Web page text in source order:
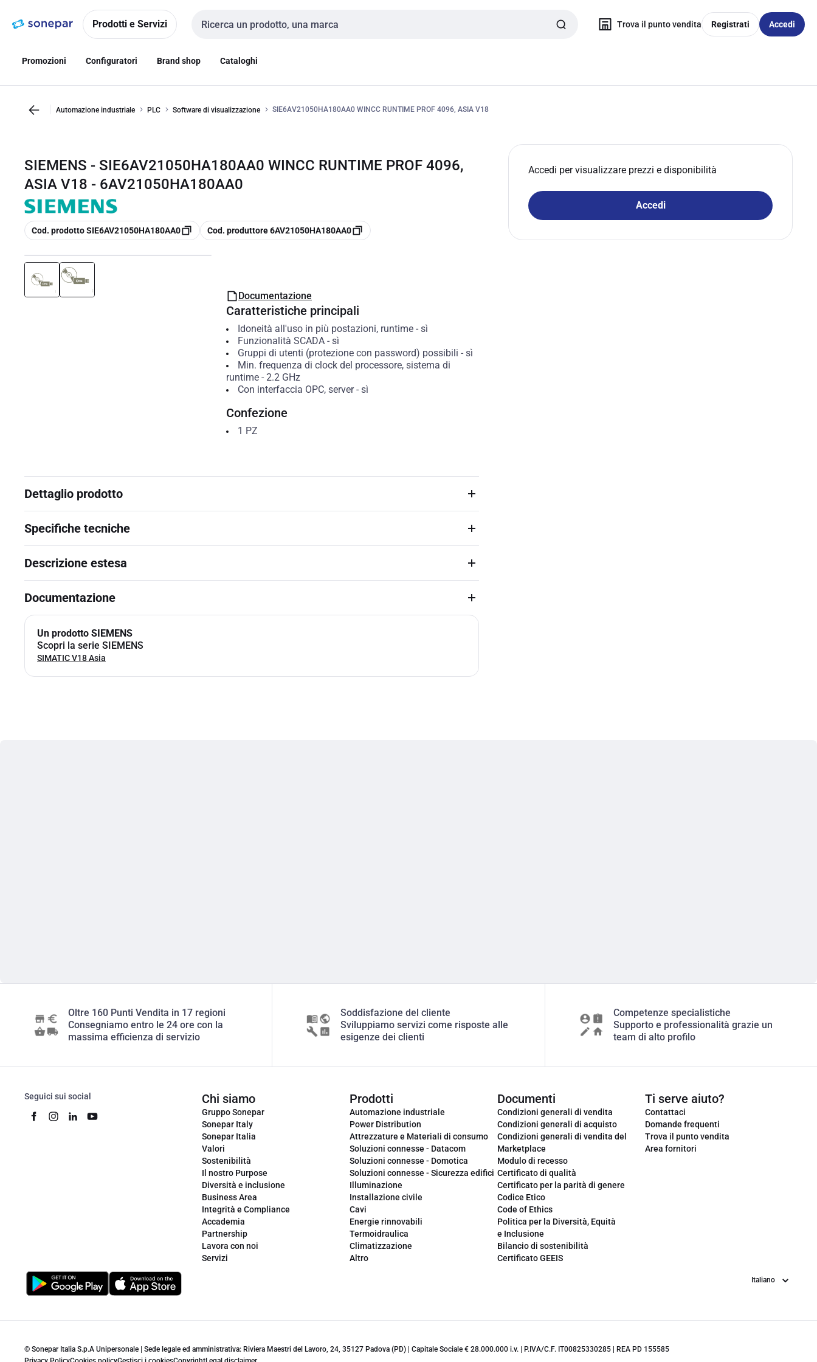
navigazionealla
Prodotti e Servizi
Cerca input
Trova il punto vendita Registrati Accedi
Promozioni Configuratori Brand shop Cataloghi
Automazione industriale PLC Software di visualizzazione SIE6AV21050HA180AA0 WINCC RUNTIME PROF 4096, ASIA V18
SIEMENS - SIE6AV21050HA180AA0 WINCC RUNTIME PROF 4096,
ASIA V18 - 6AV21050HA180AA0
copia
Cod. prodotto SIE6AV21050HA180AA0 copia
Cod. produttore 6AV21050HA180AA0
Accedi per visualizzare prezzi e disponibilità
Accedi
Documentazione
Caratteristiche principali
Idoneità all'uso in più postazioni, runtime- sì
Funzionalità SCADA- sì
Gruppi di utenti (protezione con password) possibili - sì
Min. frequenza di clock del processore, sistema di
runtime - 2.2 GHz
Con interfaccia OPC, server- sì
Confezione
1 PZ
Dettaglio prodotto
Specifiche tecniche
Descrizione estesa
Documentazione
Un prodotto SIEMENS
Scopri la serie SIEMENS
SIMATIC V18 Asia
Oltre 160 Punti Vendita in 17 regioni
Consegniamo entro le 24 ore con la
massima efficienza di servizio
Soddisfazione del cliente
Sviluppiamo servizi come risposte alle
esigenze dei clienti
Competenze specialistiche
Supporto e professionalità grazie un
team di alto profilo
Seguici sui social Chi siamo
Gruppo Sonepar
Sonepar Italy
Sonepar Italia
Valori
Sostenibilità
Il nostro Purpose
Diversità e inclusione
Business Area
Integrità e Compliance
Accademia
Partnership
Lavora con noi
Servizi
Prodotti
Automazione industriale
Power Distribution
Attrezzature e Materiali di consumo
Soluzioni connesse - Datacom
Soluzioni connesse - Domotica
Soluzioni connesse - Sicurezza edifici
Illuminazione
Installazione civile
Cavi
Energie rinnovabili
Termoidraulica
Climatizzazione
Altro
Documenti
Condizioni generali di vendita
Condizioni generali di acquisto
Condizioni generali di vendita del
Marketplace
Modulo di recesso
Certificato di qualità
Certificato per la parità di genere
Codice Etico
Code of Ethics
Politica per la Diversità, Equità
e Inclusione
Bilancio di sostenibilità
Certificato GEEIS
Ti serve aiuto?
Contattaci
Domande frequenti
Trova il punto vendita
Area fornitori
Lingua
© Sonepar Italia S.p.A Unipersonale | Sede legale ed amministrativa: Riviera Maestri del Lavoro, 24, 35127 Padova (PD) | Capitale Sociale € 28.000.000 i.v. | P.IVA/C.F. IT00825330285 | REA PD 155585